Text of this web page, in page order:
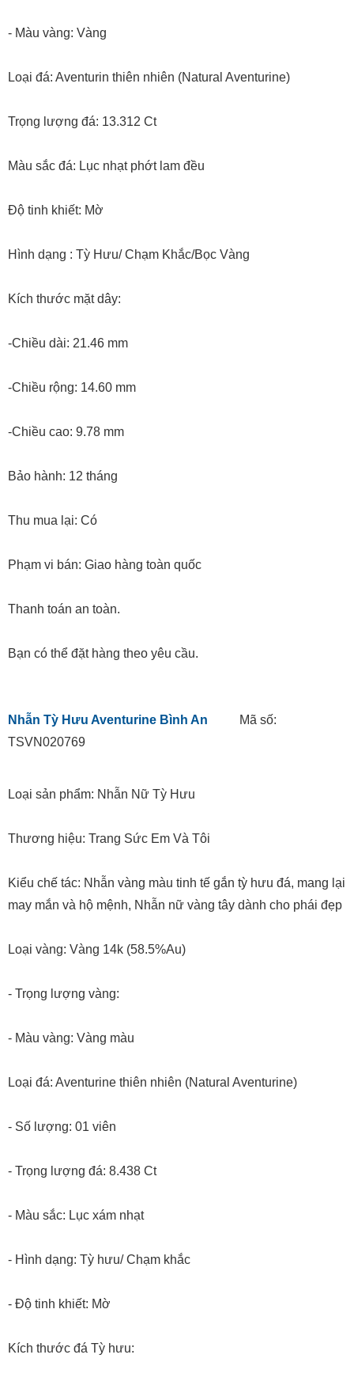
- Màu vàng: Vàng
Loại đá: Aventurin thiên nhiên (Natural Aventurine)
Trọng lượng đá: 13.312 Ct
Màu sắc đá: Lục nhạt phớt lam đều
Độ tinh khiết: Mờ
Hình dạng : Tỳ Hưu/ Chạm Khắc/Bọc Vàng
Kích thước mặt dây:
-Chiều dài: 21.46 mm
-Chiều rộng: 14.60 mm
-Chiều cao: 9.78 mm
Bảo hành: 12 tháng
Thu mua lại: Có
Phạm vi bán: Giao hàng toàn quốc
Thanh toán an toàn.
Bạn có thể đặt hàng theo yêu cầu.
Nhẫn Tỳ Hưu Aventurine Bình An Mã số:
TSVN020769
Loại sản phẩm: Nhẫn Nữ Tỳ Hưu
Thương hiệu: Trang Sức Em Và Tôi
Kiểu chế tác: Nhẫn vàng màu tinh tế gắn tỳ hưu đá, mang lại
may mắn và hộ mệnh, Nhẫn nữ vàng tây dành cho phái đẹp
Loại vàng: Vàng 14k (58.5%Au)
- Trọng lượng vàng:
- Màu vàng: Vàng màu
Loại đá: Aventurine thiên nhiên (Natural Aventurine)
- Số lượng: 01 viên
- Trọng lượng đá: 8.438 Ct
- Màu sắc: Lục xám nhạt
- Hình dạng: Tỳ hưu/ Chạm khắc
- Độ tinh khiết: Mờ
Kích thước đá Tỳ hưu: